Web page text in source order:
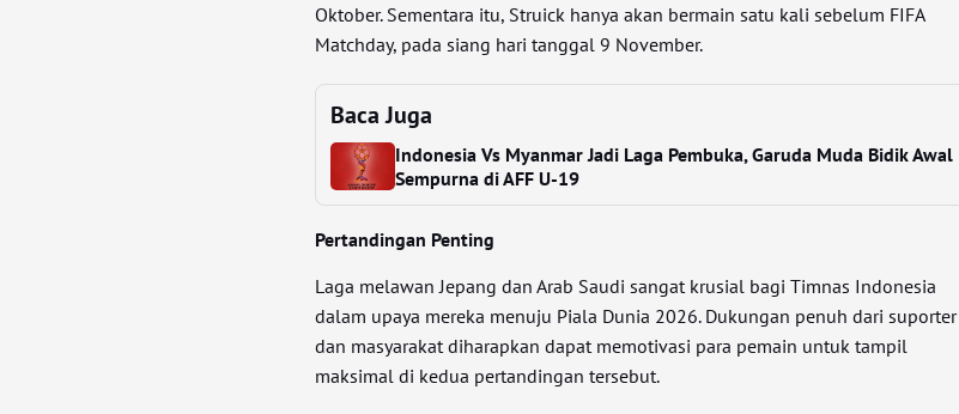
Oktober. Sementara itu, Struick hanya akan bermain satu kali sebelum FIFA
Matchday, pada siang hari tanggal 9 November.
Baca Juga
Indonesia Vs Myanmar Jadi Laga Pembuka, Garuda Muda Bidik Awal
Sempurna di AFF U-19
Pertandingan Penting
Laga melawan Jepang dan Arab Saudi sangat krusial bagi Timnas Indonesia
dalam upaya mereka menuju Piala Dunia 2026. Dukungan penuh dari suporter
dan masyarakat diharapkan dapat memotivasi para pemain untuk tampil
maksimal di kedua pertandingan tersebut.